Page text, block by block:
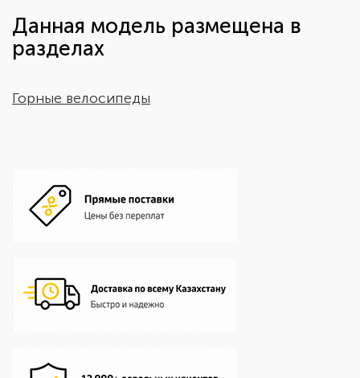
Данная модель размещена в
разделах
Горные велосипеды